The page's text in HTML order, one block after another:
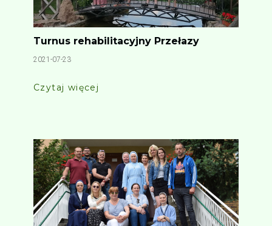
Turnus rehabilitacyjny Przełazy
2021-07-23
Czytaj więcej